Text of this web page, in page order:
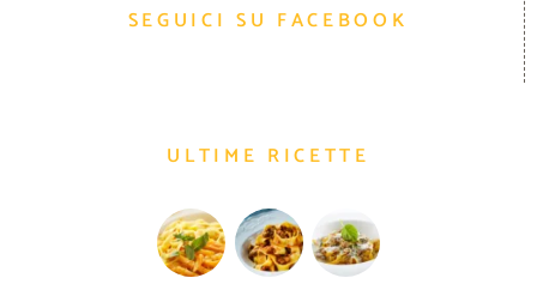
SEGUICI SU FACEBOOK
ULTIME RICETTE